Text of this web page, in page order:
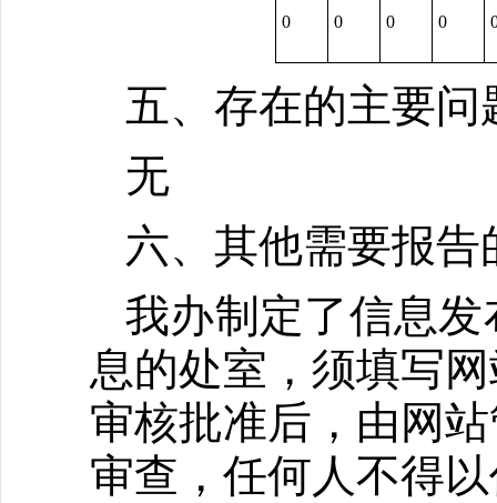
0 0 0 0
五、存在的主要问
无
六、其他需要报告
我办制定了信息
息的处室，须填写
审核批准后，由网
审查，任何人不得